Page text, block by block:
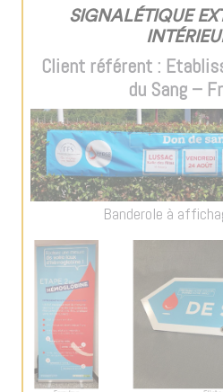
SIGNALÉTIQUE
Client référent :
du Sang –
Banderole à